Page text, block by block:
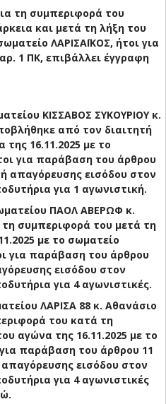
τη συμπεριφορά του
και μετά τη λήξη του
ΛΑΡΙΣΑΪΚΟΣ, ήτοι για
1 ΠΚ, επιβάλλει έγγραφη
ΚΙΣΣΑΒΟΣ ΣΥΚΟΥΡΙΟΥ κ.
από τον διαιτητή
16.11.2025 με το
για παράβαση του άρθρου
απαγόρευσης εισόδου στον
για 1 αγωνιστική.
ΠΑΟΛ ΑΒΕΡΩΦ κ.
τη συμπεριφορά του μετά τη
με το σωματείο
για παράβαση του άρθρου
εισόδου στον
για 4 αγωνιστικές.
ΛΑΡΙΣΑ 88 κ. Αθανάσιο
του κατά τη
αγώνα της 16.11.2025 με το
παράβαση του άρθρου 11
εισόδου στον
για 4 αγωνιστικές